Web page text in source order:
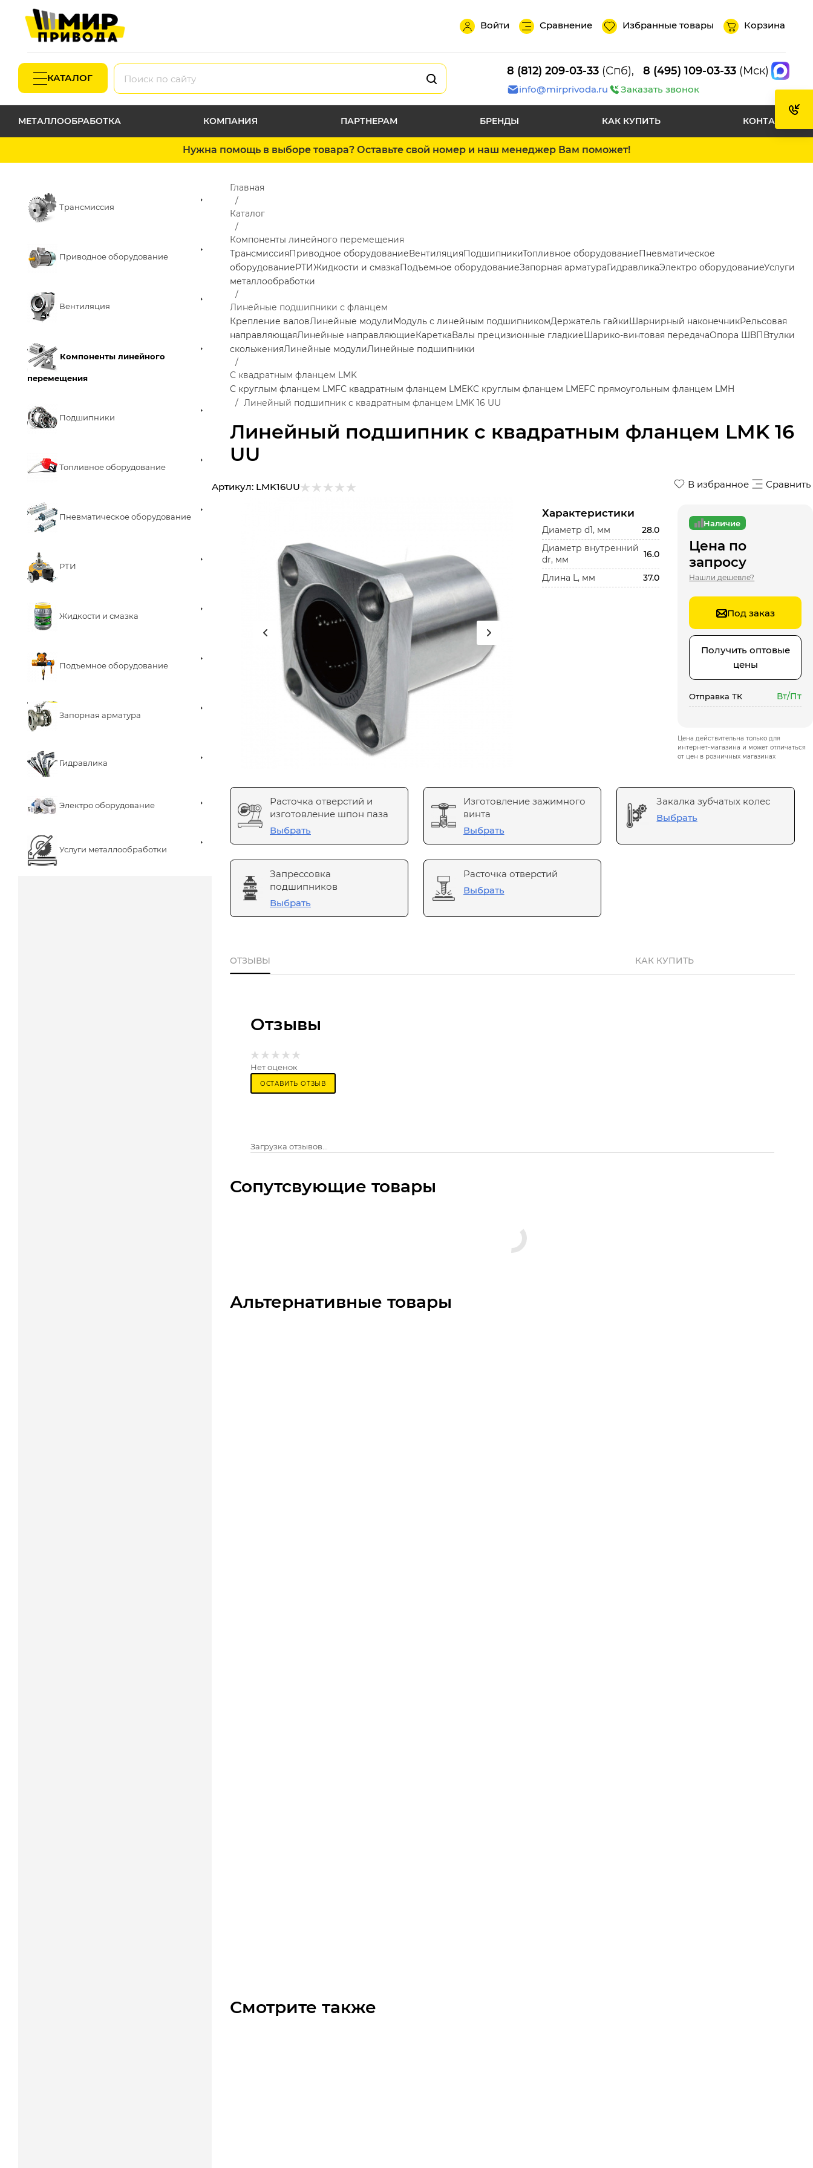
Войти Сравнение Избранные товары Корзина
КАТАЛОГ
8 (812) 209-03-33 (Спб), 8 (495) 109-03-33 (Мск)
info@mirprivoda.ru Заказать звонок
МЕТАЛЛООБРАБОТКА КОМПАНИЯ ПАРТНЕРАМ БРЕНДЫ КАК КУПИТЬ КОНТАКТЫ
Нужна помощь в выборе товара? Оставьте свой номер и наш менеджер Вам поможет!
Трансмиссия
Приводное оборудование
Вентиляция
Компоненты линейного
перемещения
Подшипники
Топливное оборудование
Пневматическое оборудование
РТИ
Жидкости и смазка
Подъемное оборудование
Запорная арматура
Гидравлика
Электро оборудование
Услуги металлообработки
Линейный подшипник с квадратным фланцем LMK 16
UU
Главная
Каталог
Компоненты линейного перемещения
ТрансмиссияПриводное оборудованиеВентиляцияПодшипникиТопливное оборудованиеПневматическое
оборудованиеРТИЖидкости и смазкаПодъемное оборудованиеЗапорная арматураГидравликаЭлектро оборудованиеУслуги
металлообработки
Линейные подшипники с фланцем
Крепление валовЛинейные модулиМодуль с линейным подшипникомДержатель гайкиШарнирный наконечникРельсовая
направляющаяЛинейные направляющиеКареткаВалы прецизионные гладкиеШарико-винтовая передачаОпора ШВПВтулки
скольженияЛинейные модулиЛинейные подшипники
С квадратным фланцем LMK
С круглым фланцем LMFС квадратным фланцем LMEKС круглым фланцем LMEFС прямоугольным фланцем LMH
Линейный подшипник с квадратным фланцем LMK 16 UU
В избранное Сравнить
Артикул: LMK16UU
Характеристики
Диаметр d1, мм
28.0
Диаметр внутренний
dr, мм
16.0
Длина L, мм 37.0
Наличие
Цена по
запросу
Нашли дешевле?
Под заказ
Получить оптовые
цены
Отправка ТК Вт/Пт
Цена действительна только для
интернет-магазина и может отличаться
от цен в розничных магазинах
Расточка отверстий и
изготовление шпон паза
Выбрать
Изготовление зажимного
винта
Выбрать
Закалка зубчатых колес
Выбрать
Запрессовка
подшипников
Выбрать
Расточка отверстий
Выбрать
ОТЗЫВЫ КАК КУПИТЬ
Отзывы
Нет оценок
ОСТАВИТЬ ОТЗЫВ
Загрузка отзывов...
Сопутсвующие товары
Альтернативные товары
Смотрите также